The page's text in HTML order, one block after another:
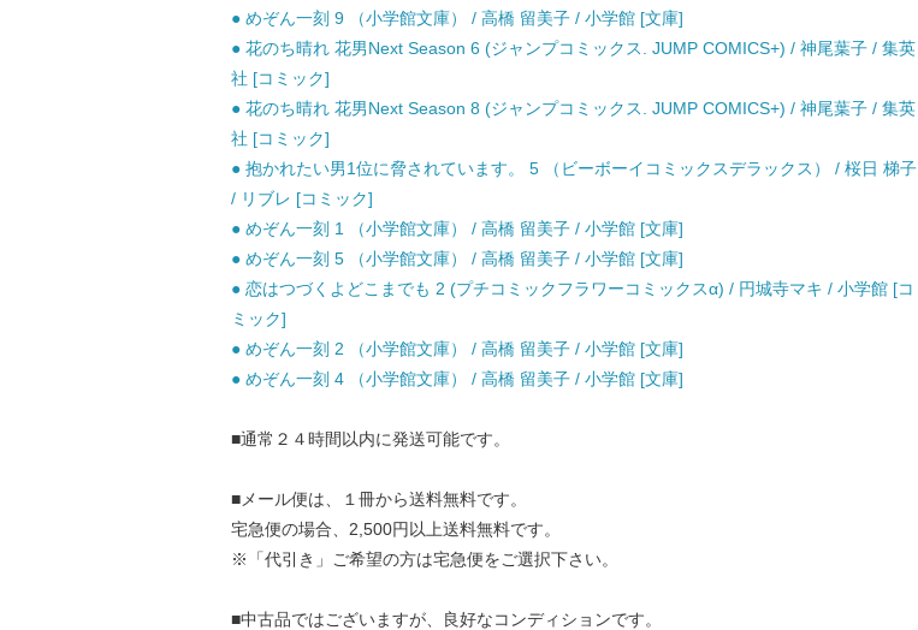
● めぞん一刻 9 （小学館文庫） / 高橋 留美子 / 小学館 [文庫]
● 花のち晴れ 花男Next Season 6 (ジャンプコミックス. JUMP COMICS+) / 神尾葉子 / 集英
社 [コミック]
● 花のち晴れ 花男Next Season 8 (ジャンプコミックス. JUMP COMICS+) / 神尾葉子 / 集英
社 [コミック]
● 抱かれたい男1位に脅されています。 5 （ビーボーイコミックスデラックス） / 桜日 梯子
/ リブレ [コミック]
● めぞん一刻 1 （小学館文庫） / 高橋 留美子 / 小学館 [文庫]
● めぞん一刻 5 （小学館文庫） / 高橋 留美子 / 小学館 [文庫]
● 恋はつづくよどこまでも 2 (プチコミックフラワーコミックスα) / 円城寺マキ / 小学館 [コ
ミック]
● めぞん一刻 2 （小学館文庫） / 高橋 留美子 / 小学館 [文庫]
● めぞん一刻 4 （小学館文庫） / 高橋 留美子 / 小学館 [文庫]
■通常２４時間以内に発送可能です。
■メール便は、１冊から送料無料です。
宅急便の場合、2,500円以上送料無料です。
※「代引き」ご希望の方は宅急便をご選択下さい。
■中古品ではございますが、良好なコンディションです。